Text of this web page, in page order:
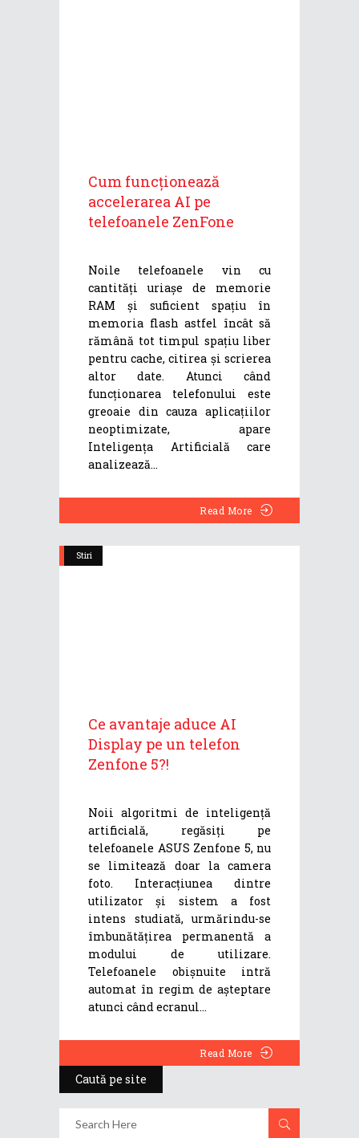
Cum funcționează
accelerarea AI pe
telefoanele ZenFone
Noile telefoanele vin cu
cantități uriașe de memorie
RAM și suficient spațiu în
memoria flash astfel încât să
rămână tot timpul spațiu liber
pentru cache, citirea și scrierea
altor date. Atunci când
funcționarea telefonului este
greoaie din cauza aplicațiilor
neoptimizate, apare
Inteligența Artificială care
analizează
Read More
Stiri
Ce avantaje aduce AI
Display pe un telefon
Zenfone 5?!
Noii algoritmi de inteligență
artificială, regăsiți pe
telefoanele ASUS Zenfone 5, nu
se limitează doar la camera
foto. Interacțiunea dintre
utilizator și sistem a fost
intens studiată, urmărindu-se
îmbunătățirea permanentă a
modului de utilizare.
Telefoanele obișnuite intră
automat în regim de așteptare
atunci când ecranul
Read More
Caută pe site